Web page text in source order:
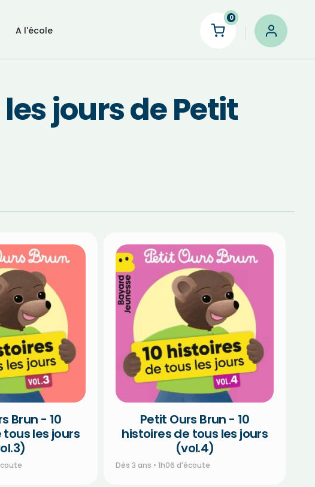
A l'école
0
jours de Petit
Brun - 10
les jours
Petit Ours Brun - 10
histoires de tous les jours
(vol.4)
Dès 3 ans • 1h06 d'écoute